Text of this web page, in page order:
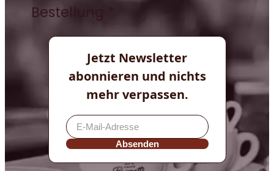
Bestellung *
Jetzt Newsletter
abonnieren und nichts
mehr verpassen.
Absenden